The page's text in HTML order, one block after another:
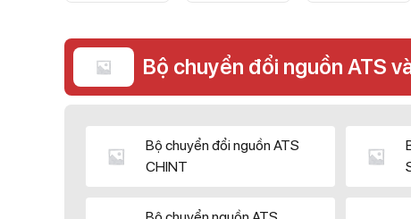
Bộ chuyển đổi nguồn ATS
Bộ chuyển đổi nguồn ATS
CHINT